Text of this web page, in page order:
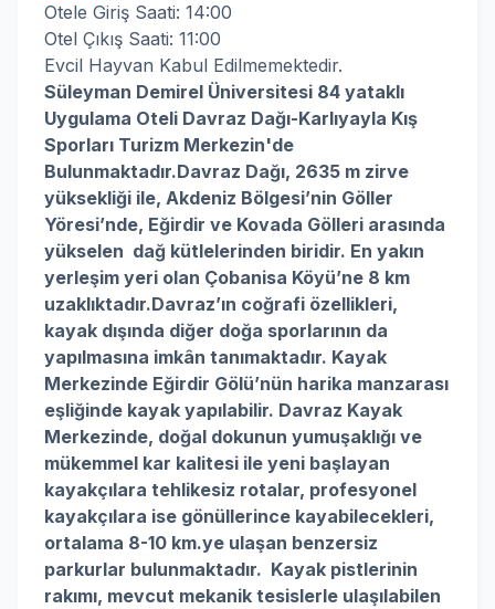
Otele Giriş Saati: 14:00
Otel Çıkış Saati: 11:00
Evcil Hayvan Kabul Edilmemektedir.
Süleyman Demirel Üniversitesi 84 yataklı
Uygulama Oteli Davraz Dağı-Karlıyayla Kış
Sporları Turizm Merkezin'de
Bulunmaktadır.Davraz Dağı, 2635 m zirve
yüksekliği ile, Akdeniz Bölgesi’nin Göller
Yöresi’nde, Eğirdir ve Kovada Gölleri arasında
yükselen dağ kütlelerinden biridir. En yakın
yerleşim yeri olan Çobanisa Köyü’ne 8 km
uzaklıktadır.Davraz’ın coğrafi özellikleri,
kayak dışında diğer doğa sporlarının da
yapılmasına imkân tanımaktadır. Kayak
Merkezinde Eğirdir Gölü’nün harika manzarası
eşliğinde kayak yapılabilir. Davraz Kayak
Merkezinde, doğal dokunun yumuşaklığı ve
mükemmel kar kalitesi ile yeni başlayan
kayakçılara tehlikesiz rotalar, profesyonel
kayakçılara ise gönüllerince kayabilecekleri,
ortalama 8-10 km.ye ulaşan benzersiz
parkurlar bulunmaktadır. Kayak pistlerinin
rakımı, mevcut mekanik tesislerle ulaşılabilen